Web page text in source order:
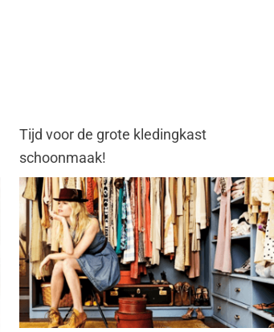
Tijd voor de grote kledingkast
schoonmaak!